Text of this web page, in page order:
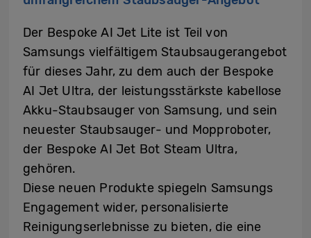
Der Bespoke AI Jet Lite ist Teil von
Samsungs vielfältigem Staubsaugerangebot
für dieses Jahr, zu dem auch der Bespoke
AI Jet Ultra, der leistungsstärkste kabellose
Akku-Staubsauger von Samsung, und sein
neuester Staubsauger- und Mopproboter,
der Bespoke AI Jet Bot Steam Ultra,
gehören.
Diese neuen Produkte spiegeln Samsungs
Engagement wider, personalisierte
Reinigungserlebnisse zu bieten, die eine